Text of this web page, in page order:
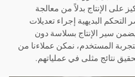
على الإنتاج بدلاً من معالجة
البديهية إجراء تعديلات
سير الإنتاج بسلاسة دون
المستخدم، نمكن عملاءنا من
نتائج مثلى في عملياتهم.